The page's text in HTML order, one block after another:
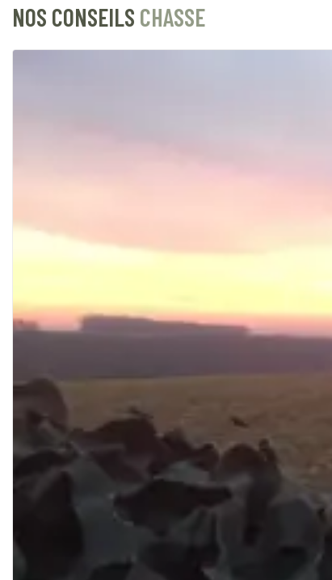
NOS CONSEILS CHASSE